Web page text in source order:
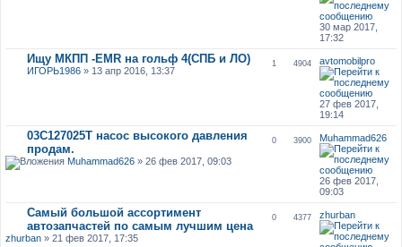
30 мар 2017,
17:32
Ищу МКПП -EMR на гольф 4(СПБ и ЛО)
ИГОРЬ1986» 13 апр 2016, 13:37
1 4904 avtomobilpro
27 фев 2017,
19:14
03C127025T насос высокого давления
продам.
Muhammad626» 26 фев 2017, 09:03
0 3900 Muhammad626
26 фев 2017,
09:03
Самый большой ассортимент
автозапчастей по самым лучшим цена
zhurban» 21 фев 2017, 17:35
0 4377 zhurban